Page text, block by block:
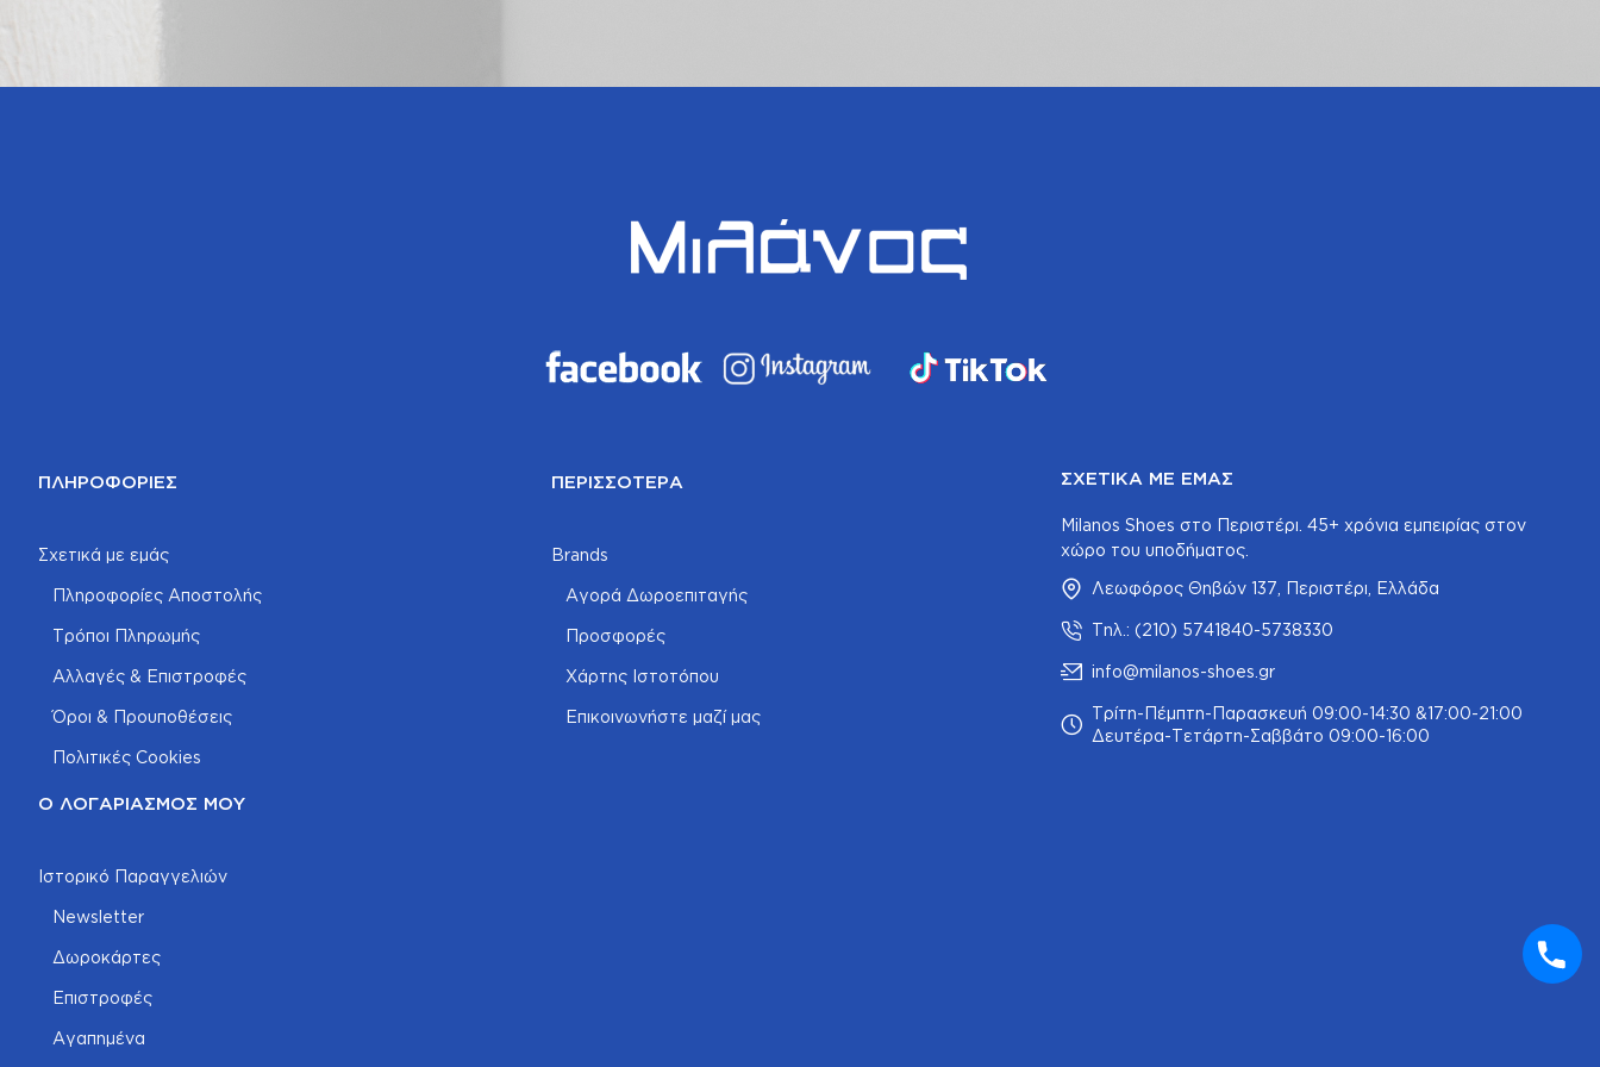
ΠΛΗΡΟΦΟΡΊΕΣ
Σχετικά με εμάς
Πληροφορίες Αποστολής
Τρόποι Πληρωμής
Αλλαγές & Επιστροφές
Όροι & Προυποθέσεις
Πολιτικές Cookies
ΠΕΡΙΣΣΌΤΕΡΑ
Brands
Αγορά Δωροεπιταγής
Προσφορές
Χάρτης Ιστοτόπου
Επικοινωνήστε μαζί μας
Ο ΛΟΓΑΡΙΑΣΜΌΣ ΜΟΥ
Ιστορικό Παραγγελιών
Newsletter
Δωροκάρτες
Επιστροφές
Αγαπημένα
ΣΧΕΤΙΚΆ ΜΕ ΕΜΆΣ
Milanos Shoes στο Περιστέρι. 45+ χρόνια εμπειρίας στον
χώρο του υποδήματος.
Λεωφόρος Θηβών 137, Περιστέρι, Ελλάδα
Τηλ.: (210) 5741840-5738330
info@milanos-shoes.gr
Τρίτη-Πέμπτη-Παρασκευή 09:00-14:30 &17:00-21:00
Δευτέρα-Τετάρτη-Σαββάτο 09:00-16:00